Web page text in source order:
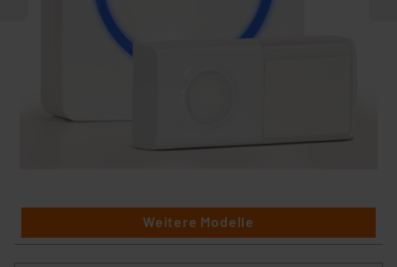
Weitere Modelle